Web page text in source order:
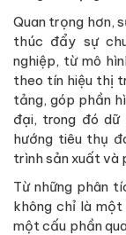
Quan trọng hơn,
thúc đẩy sự
nghiệp, từ mô
theo tín hiệu thị
tảng, góp phần
đại, trong đó dữ
hướng tiêu thụ
trình sản xuất và
Từ những phân
không chỉ là
một cấu phần